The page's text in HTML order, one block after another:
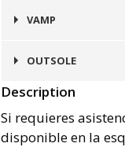
Blanco
VAMP
Cuero
OUTSOLE
Poliuretano
Description
Si requieres
disponible en la